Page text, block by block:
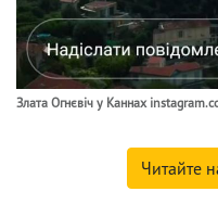
Злата Огнєвіч у Каннах
Читайте